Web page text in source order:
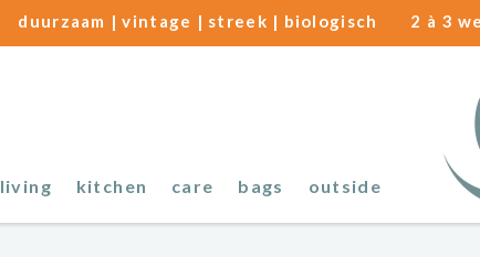
duurzaam | vintage | streek | biologisch 2 à 3
living kitchen care bags outside